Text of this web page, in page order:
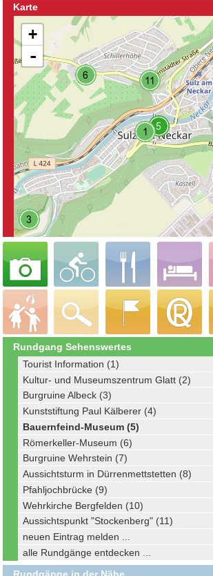
Karte
+
-
Rundgang Sehenswertes
Tourist Information (1)
Kultur- und Museumszentrum Glatt (2)
Burgruine Albeck (3)
Kunststiftung Paul Kälberer (4)
Bauernfeind-Museum (5)
Römerkeller-Museum (6)
Burgruine Wehrstein (7)
Aussichtsturm in Dürrenmettstetten (8)
Pfahljochbrücke (9)
Wehrkirche Bergfelden (10)
Aussichtspunkt "Stockenberg" (11)
neuen Eintrag melden ...
alle Rundgänge entdecken ...